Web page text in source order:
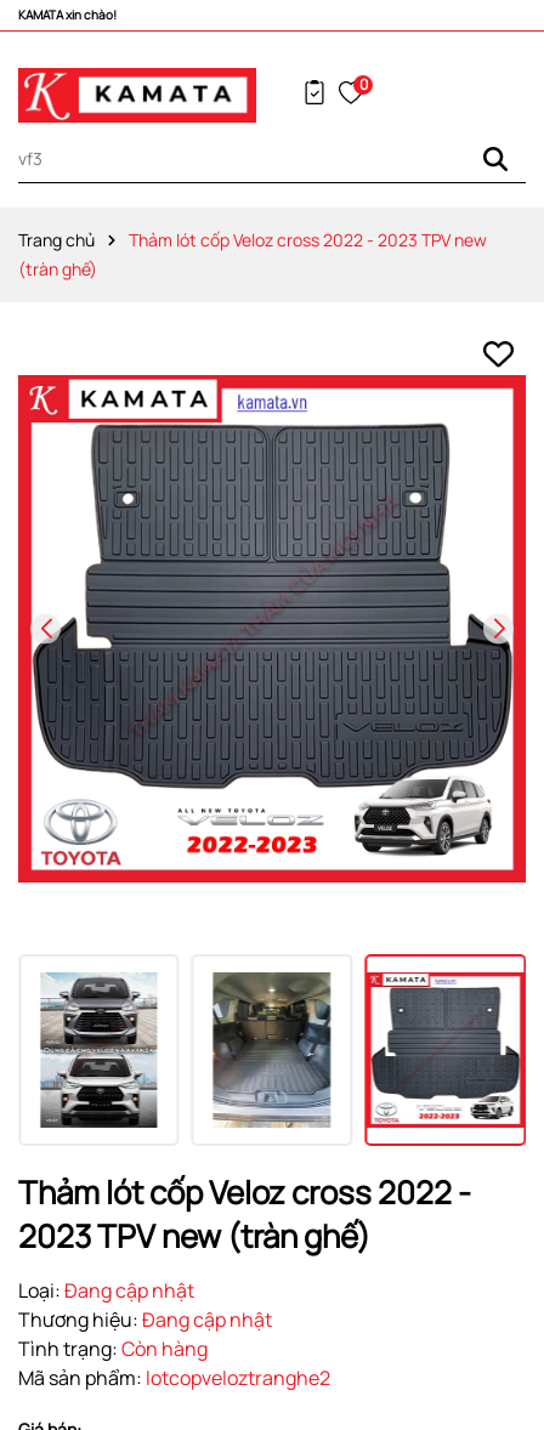
Vô vàng khuyến mãi hấp dẫn đang chờ đợi bạn!
0
Trang chủ
Thảm lót cốp Veloz cross 2022 - 2023 TPV new
(tràn ghế)
Thảm lót cốp Veloz cross 2022 -
2023 TPV new (tràn ghế)
Loại:Đang cập nhật
Thương hiệu:Đang cập nhật
Tình trạng:Còn hàng
Mã sản phẩm: lotcopveloztranghe2